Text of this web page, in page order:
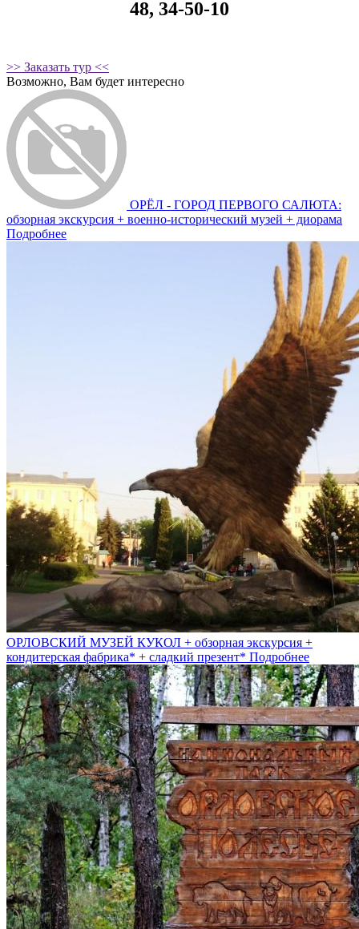
48, 34-50-10
>> Заказать тур <<
Возможно, Вам будет интересно
ОРЁЛ - ГОРОД ПЕРВОГО САЛЮТА:
обзорная экскурсия + военно-исторический музей + диорама
Подробнее
ОРЛОВСКИЙ МУЗЕЙ КУКОЛ + обзорная экскурсия +
кондитерская фабрика* + сладкий презент* Подробнее